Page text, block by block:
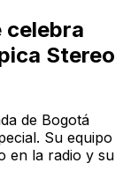
celebra
Stereo
de Bogotá
Su equipo
en la radio y su